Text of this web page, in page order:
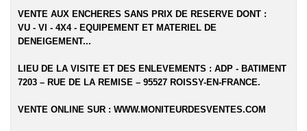
VENTE AUX ENCHERES SANS PRIX DE RESERVE DONT :
VU - VI - 4X4 - EQUIPEMENT ET MATERIEL DE
DENEIGEMENT...
LIEU DE LA VISITE ET DES ENLEVEMENTS : ADP - BATIMENT
7203 – RUE DE LA REMISE – 95527 ROISSY-EN-FRANCE.
VENTE ONLINE SUR : WWW.MONITEURDESVENTES.COM